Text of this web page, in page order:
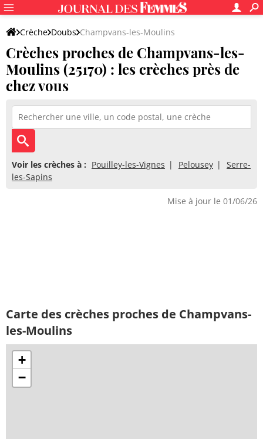
Crèche Doubs Champvans-les-Moulins
Crèches proches de Champvans-les-
Moulins (25170) : les crèches près de
chez vous
Voir les crèches à : Pouilley-les-Vignes Pelousey
Serre-
les-Sapins
Mise à jour le 01/06/26
Carte des crèches proches de Champvans-
les-Moulins
+
−